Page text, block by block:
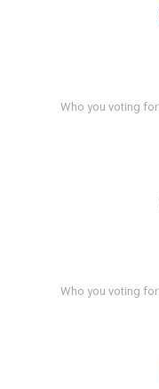
Who you voting
Who you voting